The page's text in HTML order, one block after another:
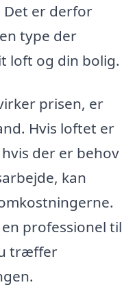
Det er derfor
type der
loft og din bolig.
prisen, er
Hvis loftet er
der er behov
kan
professionel til
træffer